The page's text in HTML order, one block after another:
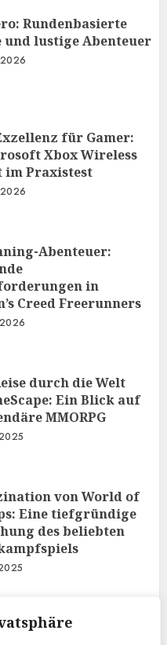
Rundenbasierte
und lustige Abenteuer
für Gamer:
Xbox Wireless
im Praxistest
Abenteuer:
in
Creed Freerunners
durch die Welt
Ein Blick auf
MMORPG
von World of
Eine tiefgründige
des beliebten
Denken und
Der